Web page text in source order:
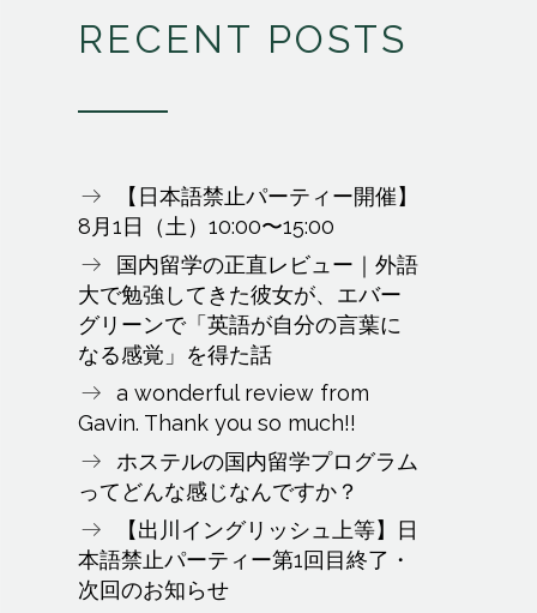
RECENT POSTS
【日本語禁止パーティー開催】
8月1日（土）10:00〜15:00
国内留学の正直レビュー｜外語
大で勉強してきた彼女が、エバー
グリーンで「英語が自分の言葉に
なる感覚」を得た話
a wonderful review from
Gavin. Thank you so much!!
ホステルの国内留学プログラム
ってどんな感じなんですか？
【出川イングリッシュ上等】日
本語禁止パーティー第1回目終了・
次回のお知らせ